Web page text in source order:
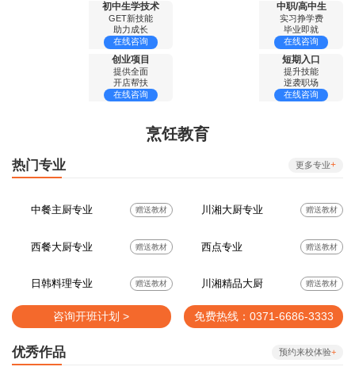
初中生学技术
GET新技能
助力成长
在线咨询
中职/高中生
实习挣学费
毕业即就
在线咨询
创业项目
提供全面
开店帮扶
在线咨询
短期入口
提升技能
逆袭职场
在线咨询
烹饪教育
热门专业 更多专业+
中餐主厨专业 赠送教材 川湘大厨专业 赠送教材
西餐大厨专业 赠送教材 西点专业 赠送教材
日韩料理专业 赠送教材 川湘精品大厨 赠送教材
咨询开班计划 > 免费热线：0371-6686-3333
优秀作品 预约来校体验+